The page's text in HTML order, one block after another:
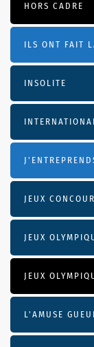
HORS CADRE
ILS ONT FAIT
INSOLITE
JEUX
JEUX
JEUX
L'AMUSE